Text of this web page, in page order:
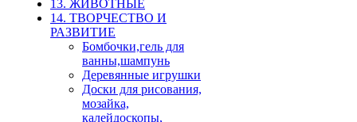
13. ЖИВОТНЫЕ
14. ТВОРЧЕСТВО И
РАЗВИТИЕ
Бомбочки,гель для
ванны,шампунь
Деревянные игрушки
Доски для рисования,
мозайка,
калейдоскопы,